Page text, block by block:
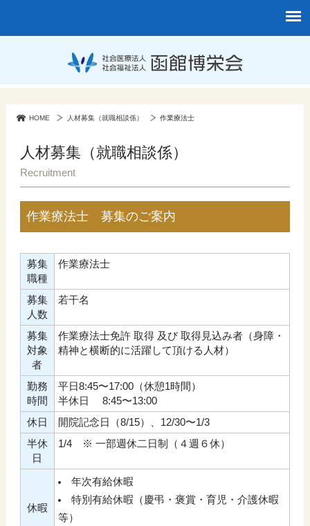
HOME 人材募集（就職相談係） 作業療法士
人材募集（就職相談係）
Recruitment
作業療法士 募集のご案内
募集
職種
作業療法士
募集
人数
若干名
募集
対象
者
作業療法士免許 取得 及び 取得見込み者（身障・
精神と横断的に活躍して頂ける人材）
勤務
時間
平日8:45〜17:00（休憩1時間）
半休日 8:45〜13:00
休日
開院記念日（8/15）、12/30〜1/3
半休
日
1/4 ※ 一部週休二日制（４週６休）
休暇
年次有給休暇
特別有給休暇（慶弔・褒賞・育児・介護休暇
等）